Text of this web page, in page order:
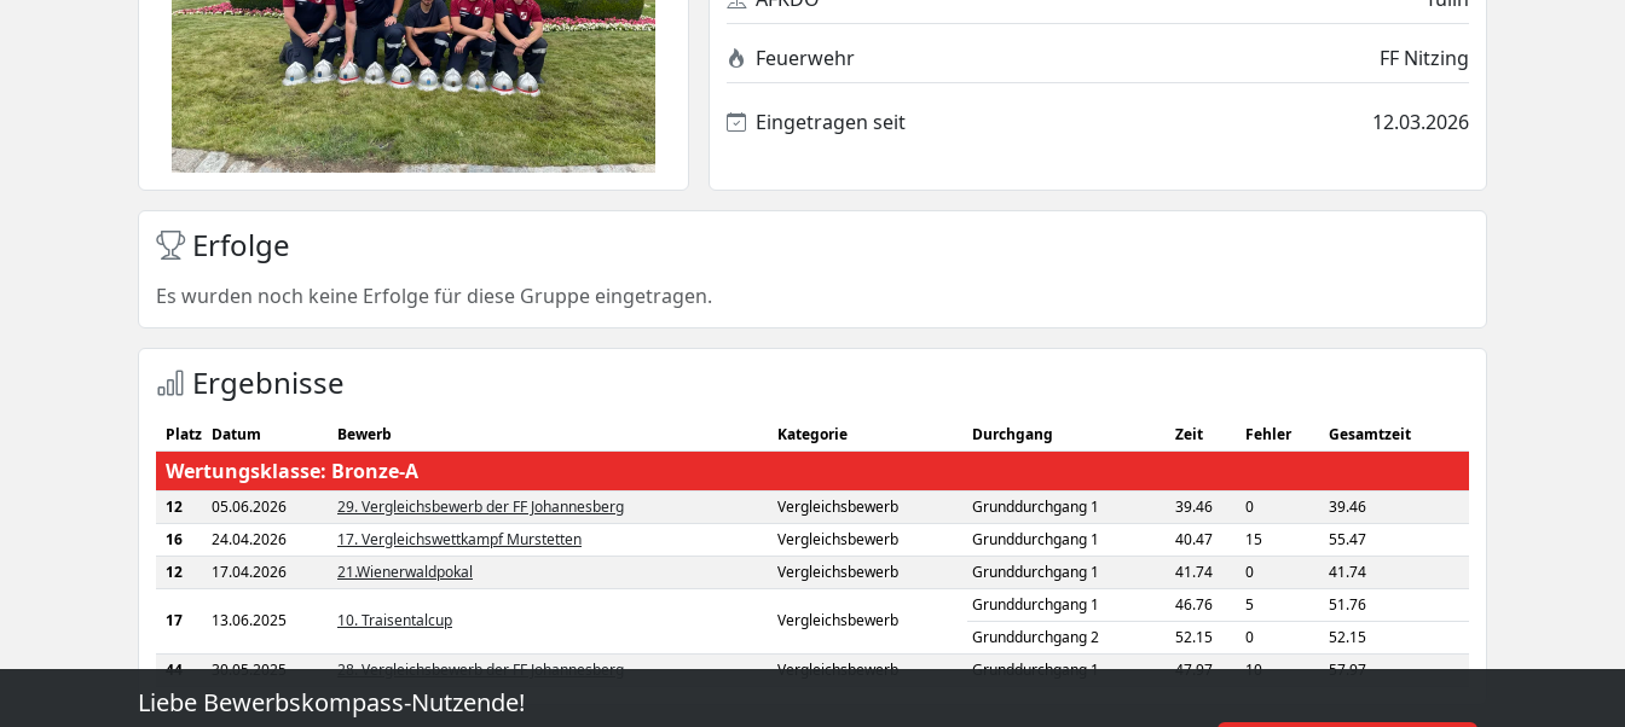
Feuerwehr FF Nitzing
Eingetragen seit 12.03.2026
Erfolge
Es wurden noch keine Erfolge für diese Gruppe eingetragen.
Ergebnisse
Platz Datum Bewerb Kategorie Durchgang Zeit Fehler Gesamtzeit
Wertungsklasse: Bronze-A
12 05.06.2026 29. Vergleichsbewerb der FF Johannesberg Vergleichsbewerb Grunddurchgang 1 39.46 0
39.46
16
24.04.2026 17. Vergleichswettkampf Murstetten Vergleichsbewerb Grunddurchgang 1 40.47 15
55.47
12
17.04.2026 21.Wienerwaldpokal Vergleichsbewerb Grunddurchgang 1 41.74 0 41.74
17 13.06.2025 10. Traisentalcup Vergleichsbewerb
Grunddurchgang 1 46.76 5
51.76
Grunddurchgang 2
52.15 0
52.15
44
30.05.2025 28. Vergleichsbewerb der FF Johannesberg Vergleichsbewerb Grunddurchgang 1 47.97 10 57.97
Liebe Bewerbskompass-Nutzende!